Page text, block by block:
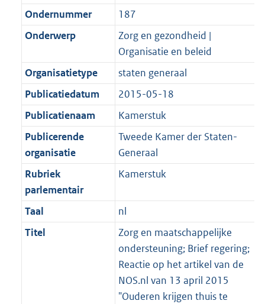
Ondernummer
187
Onderwerp
Zorg en gezondheid |
Organisatie en beleid
Organisatietype
staten generaal
Publicatiedatum
2015-05-18
Publicatienaam
Kamerstuk
Publicerende
organisatie
Tweede Kamer der Staten-
Generaal
Rubriek
parlementair
Kamerstuk
Taal
nl
Titel
Zorg en maatschappelijke
ondersteuning; Brief regering;
Reactie op het artikel van de
NOS.nl van 13 april 2015
"Ouderen krijgen thuis te